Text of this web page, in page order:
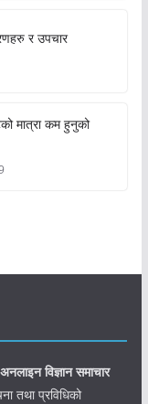
र उपचार
मात्रा कम हुनुको
अनलाइन विज्ञान समाचार
तथा प्रविधिको